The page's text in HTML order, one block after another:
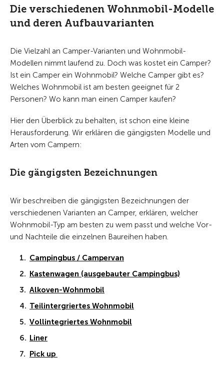
Die verschiedenen Wohnmobil-Modelle
und deren Aufbauvarianten
Die Vielzahl an Camper-Varianten und Wohnmobil-
Modellen nimmt laufend zu. Doch was kostet ein Camper?
Ist ein Camper ein Wohnmobil? Welche Camper gibt es?
Welches Wohnmobil ist am besten geeignet für 2
Personen? Wo kann man einen Camper kaufen?
Hier den Überblick zu behalten, ist schon eine kleine
Herausforderung. Wir erklären die gängigsten Modelle und
Arten vom Campern:
Die gängigsten Bezeichnungen
Wir beschreiben die gängigsten Bezeichnungen der
verschiedenen Varianten an Camper, erklären, welcher
Wohnmobil-Typ am besten zu wem passt und welche Vor-
und Nachteile die einzelnen Baureihen haben.
Campingbus / Campervan
Kastenwagen (ausgebauter Campingbus)
Alkoven-Wohnmobil
Teilintergriertes Wohnmobil
Vollintegriertes Wohnmobil
Liner
Pick up